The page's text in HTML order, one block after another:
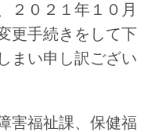
２０２１年１０月
更手続きをして下
まい申し訳ござい
害福祉課、保健福